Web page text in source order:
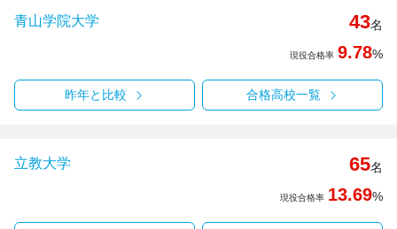
青山学院大学 43名
現役合格率 9.78%
昨年と比較 合格高校一覧
立教大学 65名
現役合格率 13.69%